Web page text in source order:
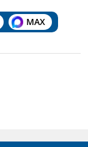
MAX